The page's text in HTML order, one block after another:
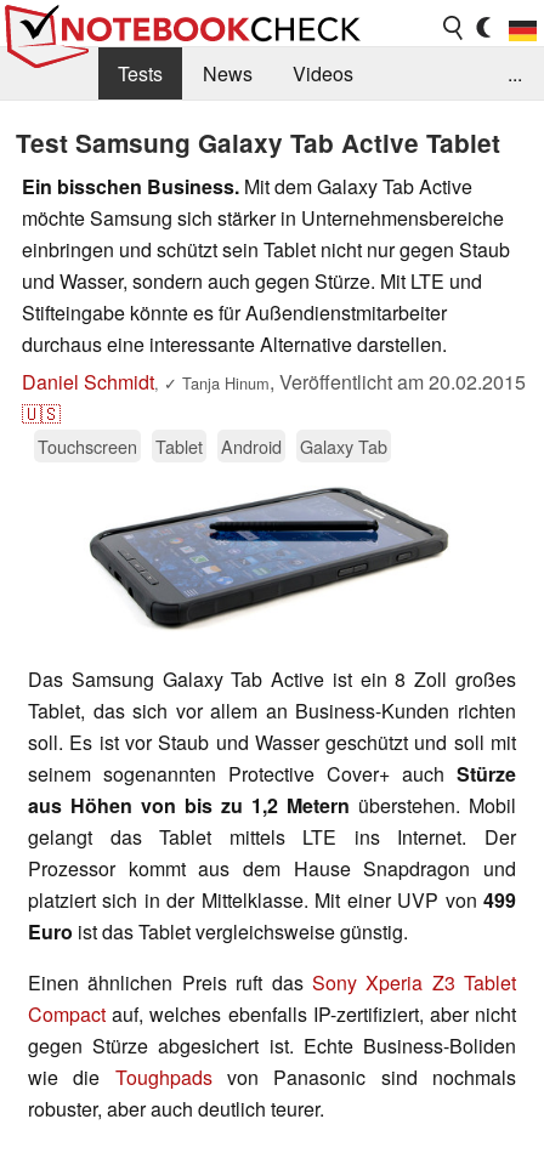
Tests News
Videos
Kaufberatung
Deals Suche
Jobs
Forum
...
Test Samsung Galaxy Tab Active Tablet
Ein bisschen Business. Mit dem Galaxy Tab Active
möchte Samsung sich stärker in Unternehmensbereiche
einbringen und schützt sein Tablet nicht nur gegen Staub
und Wasser, sondern auch gegen Stürze. Mit LTE und
Stifteingabe könnte es für Außendienstmitarbeiter
durchaus eine interessante Alternative darstellen.
Daniel Schmidt, ✓ Tanja Hinum, Veröffentlicht am20.02.2015
🇺🇸
Touchscreen Tablet Android Galaxy Tab
Das Samsung Galaxy Tab Active ist ein 8 Zoll großes
Tablet, das sich vor allem an Business-Kunden richten
soll. Es ist vor Staub und Wasser geschützt und soll mit
seinem sogenannten Protective Cover+ auch Stürze
aus Höhen von bis zu 1,2 Metern überstehen. Mobil
gelangt das Tablet mittels LTE ins Internet. Der
Prozessor kommt aus dem Hause Snapdragon und
platziert sich in der Mittelklasse. Mit einer UVP von 499
Euro ist das Tablet vergleichsweise günstig.
Einen ähnlichen Preis ruft das Sony Xperia Z3 Tablet
Compact auf, welches ebenfalls IP-zertifiziert, aber nicht
gegen Stürze abgesichert ist. Echte Business-Boliden
wie die Toughpadsvon Panasonic sind nochmals
robuster, aber auch deutlich teurer.